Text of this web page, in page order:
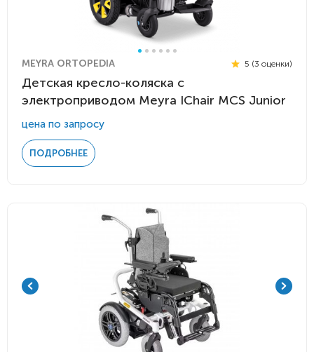
MEYRA ORTOPEDIA 5 (3 оценки)
Детская кресло-коляска с
электроприводом Meyra IChair MCS Junior
цена по запросу
ПОДРОБНЕЕ